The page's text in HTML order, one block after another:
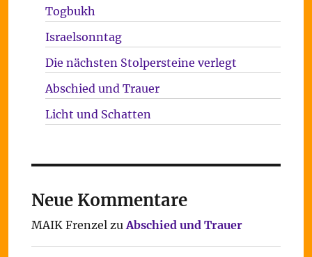
Togbukh
Israelsonntag
Die nächsten Stolpersteine verlegt
Abschied und Trauer
Licht und Schatten
Neue Kommentare
MAIK FrenzelzuAbschied und Trauer